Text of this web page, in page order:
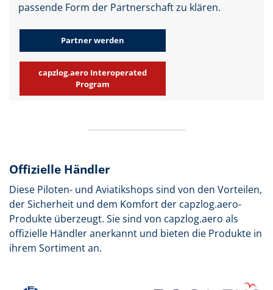
passende Form der Partnerschaft zu klären.
Partner werden
capzlog.aero Interoperated
Program
Offizielle Händler
Diese Piloten- und Aviatikshops sind von den Vorteilen,
der Sicherheit und dem Komfort der capzlog.aero-
Produkte überzeugt. Sie sind von capzlog.aero als
offizielle Händler anerkannt und bieten die Produkte in
ihrem Sortiment an.